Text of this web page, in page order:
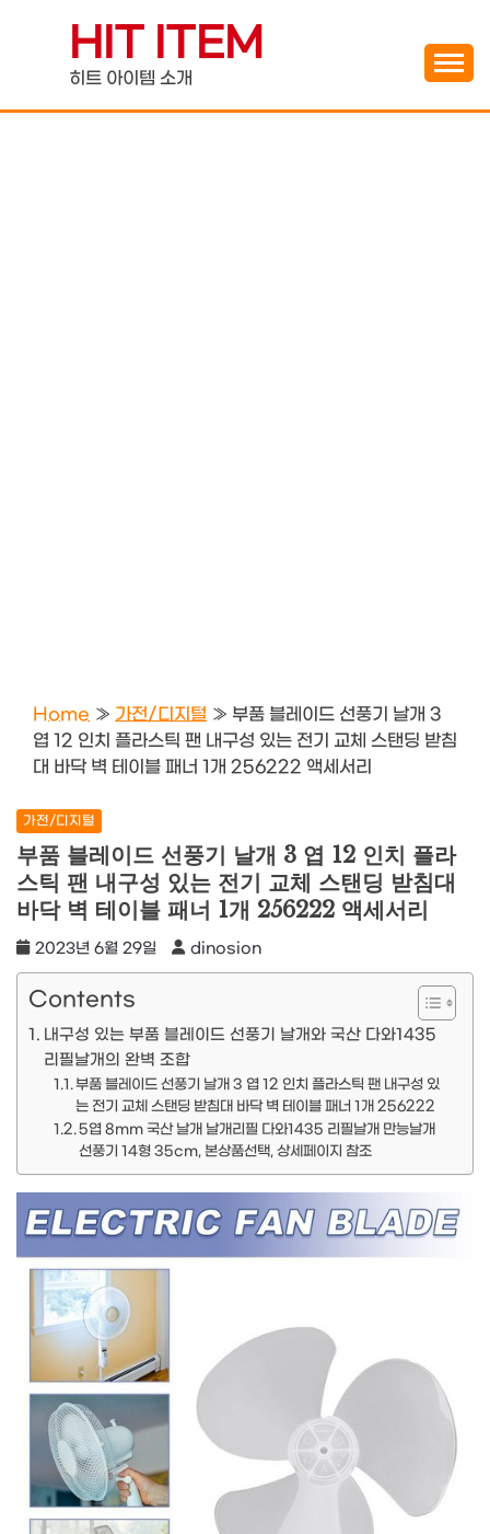
contentHIT ITEM
히트 아이템 소개
Home » 가전/디지털 » 부품 블레이드 선풍기 날개 3
엽 12 인치 플라스틱 팬 내구성 있는 전기 교체 스탠딩 받침
대 바닥 벽 테이블 패너 1개 256222 액세서리
가전/디지털
부품 블레이드 선풍기 날개 3 엽 12 인치 플라
스틱 팬 내구성 있는 전기 교체 스탠딩 받침대
바닥 벽 테이블 패너 1개 256222 액세서리
2023년 6월 29일 dinosion
Contents
내구성 있는 부품 블레이드 선풍기 날개와 국산 다와1435
리필날개의 완벽 조합
부품 블레이드 선풍기 날개 3 엽 12 인치 플라스틱 팬 내구성 있
는 전기 교체 스탠딩 받침대 바닥 벽 테이블 패너 1개 256222
5엽 8mm 국산 날개 날개리필 다와1435 리필날개 만능날개
선풍기 14형 35cm, 본상품선택, 상세페이지 참조